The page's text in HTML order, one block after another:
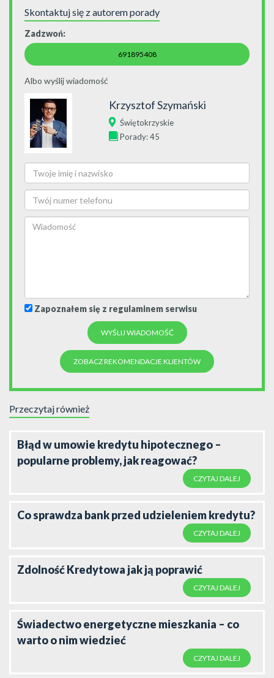
Skontaktuj się z autorem porady
Zadzwoń:
691895408
Albo wyślij wiadomość
Krzysztof Szymański
Świętokrzyskie
Porady: 45
Zapoznałem się z regulaminem serwisu
ZOBACZ REKOMENDACJE KLIENTÓW
Przeczytaj również
Błąd w umowie kredytu hipotecznego –
popularne problemy, jak reagować?
CZYTAJ DALEJ
Co sprawdza bank przed udzieleniem kredytu?
CZYTAJ DALEJ
Zdolność Kredytowa jak ją poprawić
CZYTAJ DALEJ
Świadectwo energetyczne mieszkania – co
warto o nim wiedzieć
CZYTAJ DALEJ